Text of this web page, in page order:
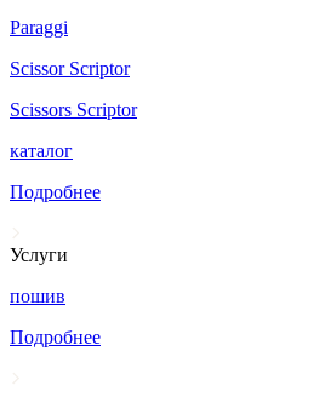
Paraggi
Scissor Scriptor
Scissors Scriptor
каталог
Подробнее
Услуги
пошив
Подробнее